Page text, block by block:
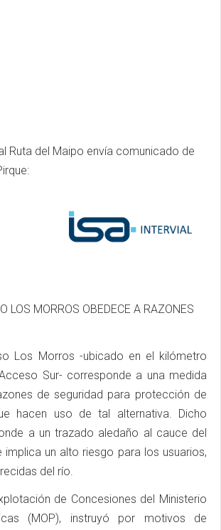
Ruta del Maipo envía comunicado de
LOS MORROS OBEDECE A RAZONES
Los Morros -ubicado en el kilómetro
Sur- corresponde a una medida
de seguridad para protección de
hacen uso de tal alternativa. Dicho
a un trazado aledaño al cauce del
implica un alto riesgo para los usuarios,
del río.
de Concesiones del Ministerio
(MOP), instruyó por motivos de